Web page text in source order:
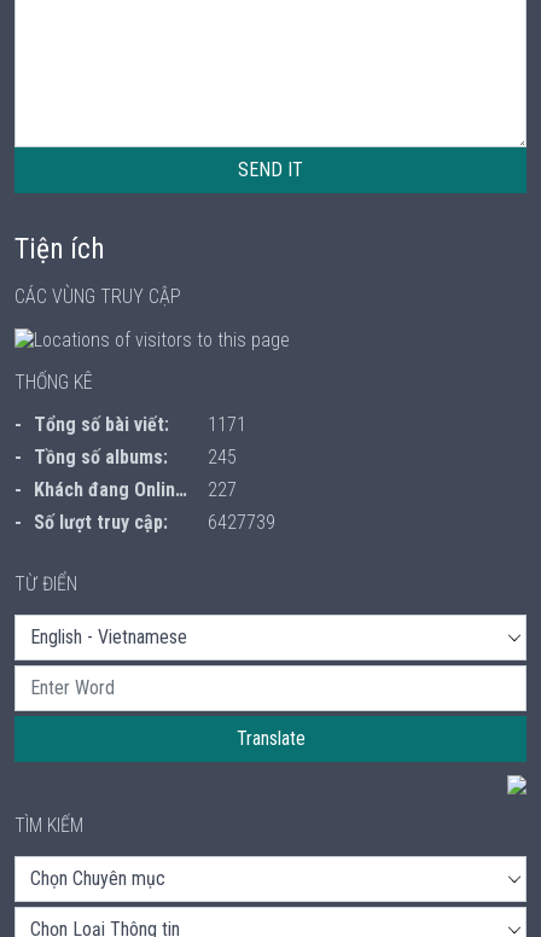
SEND IT
Tiện ích
CÁC VÙNG TRUY CẬP
THỐNG KÊ
Tổng số bài viết:
1171
Tồng số albums:
245
Khách đang Online:
227
Số lượt truy cập:
6427739
TỪ ĐIỂN
Translate
TÌM KIẾM